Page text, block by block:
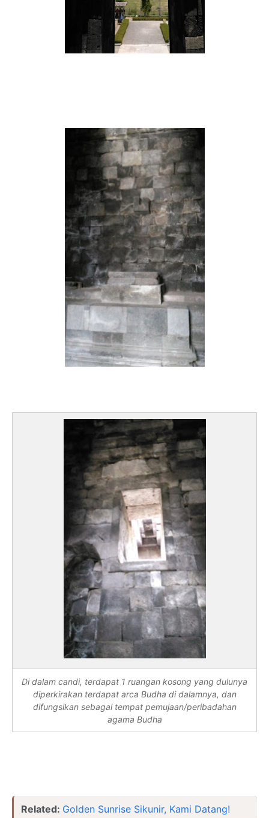
Di dalam candi, terdapat 1 ruangan kosong yang dulunya
diperkirakan terdapat arca Budha di dalamnya, dan
difungsikan sebagai tempat pemujaan/peribadahan
agama Budha
Related: Golden Sunrise Sikunir, Kami Datang!